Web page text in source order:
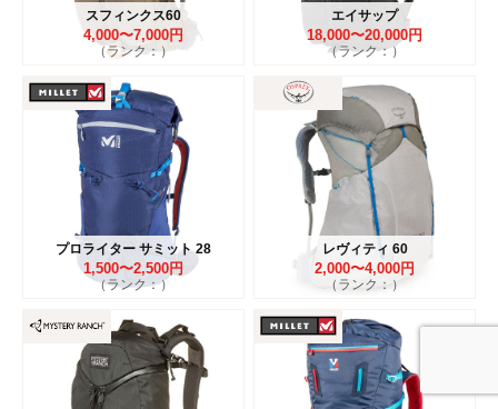
スフィンクス60
4,000〜7,000円
（ランク：）
エイサップ
18,000〜20,000円
（ランク：）
プロライター サミット 28
1,500〜2,500円
（ランク：）
レヴィティ 60
2,000〜4,000円
（ランク：）